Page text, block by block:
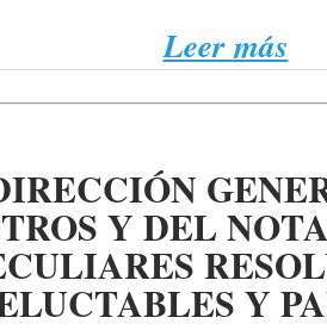
Leer más
Y DEL
Y